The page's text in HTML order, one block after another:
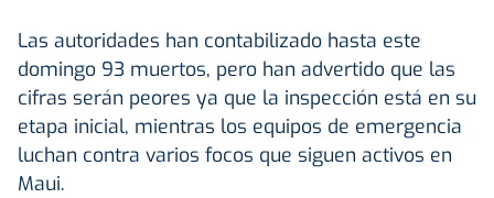
Las autoridades han contabilizado hasta este
domingo 93 muertos, pero han advertido que las
cifras serán peores ya que la inspección está en su
etapa inicial, mientras los equipos de emergencia
luchan contra varios focos que siguen activos en
Maui.